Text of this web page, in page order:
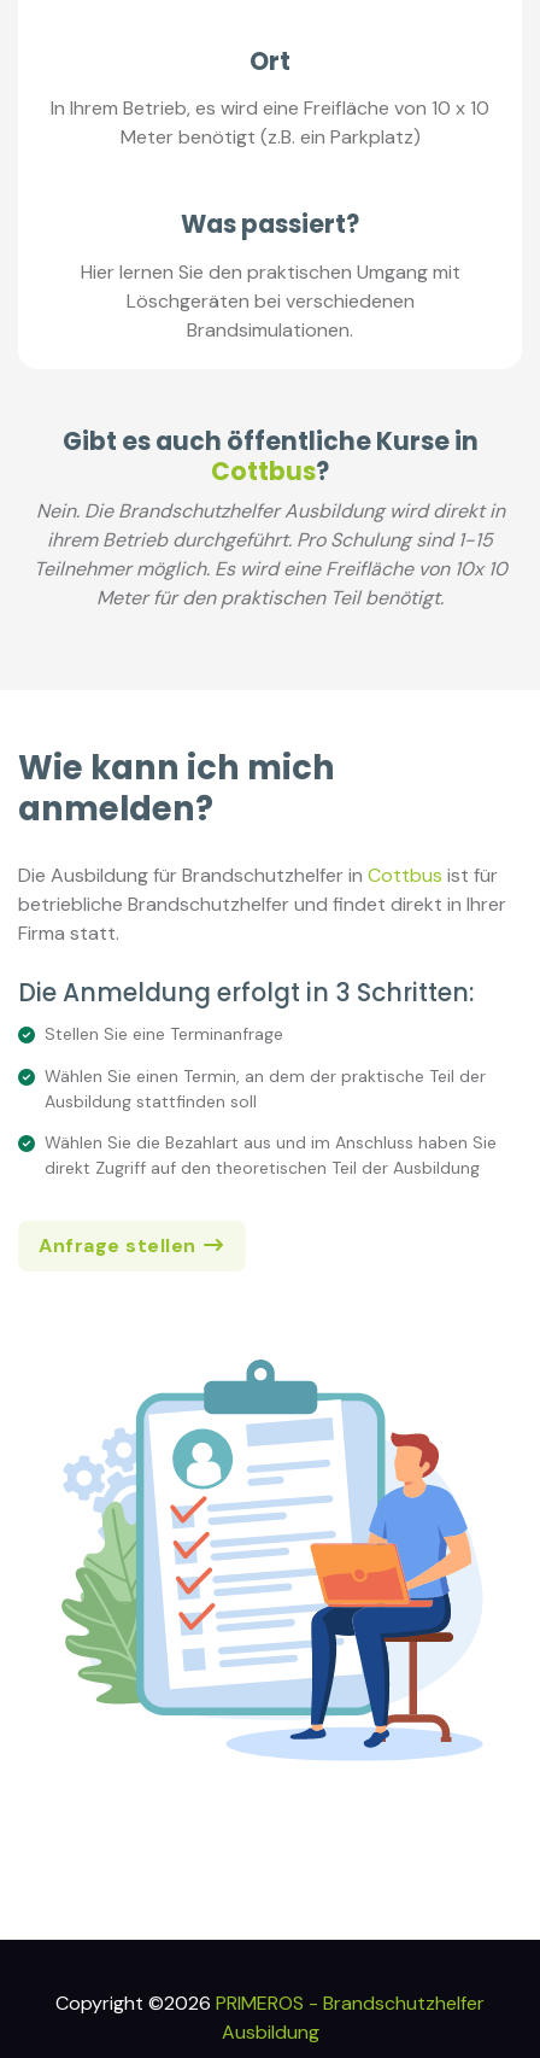
Ort
In Ihrem Betrieb, es wird eine Freifläche von 10 x 10
Meter benötigt (z.B. ein Parkplatz)
Was passiert?
Hier lernen Sie den praktischen Umgang mit
Löschgeräten bei verschiedenen
Brandsimulationen.
Gibt es auch öffentliche Kurse in
Cottbus?
Nein. Die Brandschutzhelfer Ausbildung wird direkt in
ihrem Betrieb durchgeführt. Pro Schulung sind 1-15
Teilnehmer möglich. Es wird eine Freifläche von 10x 10
Meter für den praktischen Teil benötigt.
Wie kann ich mich
anmelden?
Die Ausbildung für Brandschutzhelfer in Cottbus ist für
betriebliche Brandschutzhelfer und findet direkt in Ihrer
Firma statt.
Die Anmeldung erfolgt in 3 Schritten:
Stellen Sie eine Terminanfrage
Wählen Sie einen Termin, an dem der praktische Teil der
Ausbildung stattfinden soll
Wählen Sie die Bezahlart aus und im Anschluss haben Sie
direkt Zugriff auf den theoretischen Teil der Ausbildung
Anfrage stellen
Copyright ©2026 PRIMEROS - Brandschutzhelfer
Ausbildung